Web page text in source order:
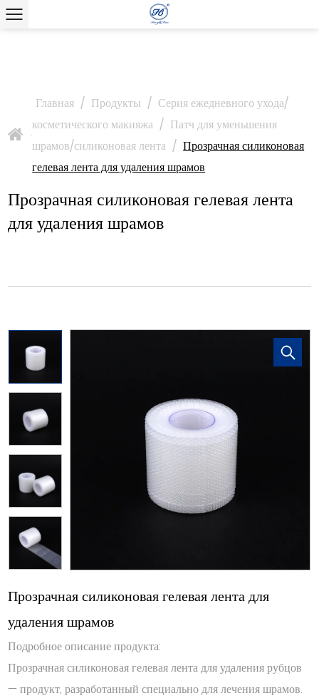
>
Главная / Продукты / Серия ежедневного ухода/
косметического макияжа / Патч для уменьшения
шрамов/силиконовая лента / Прозрачная силиконовая
гелевая лента для удаления шрамов
Прозрачная силиконовая гелевая лента
для удаления шрамов
Прозрачная силиконовая гелевая лента для
удаления шрамов
Подробное описание продукта:
Прозрачная силиконовая гелевая лента для удаления рубцов
— продукт, разработанный специально для лечения шрамов.